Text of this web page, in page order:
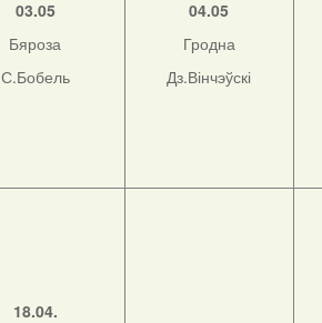
03.05
Бяроза
С.Бобель
04.05
Гродна
Дз.Вінчэўскі
18.04.